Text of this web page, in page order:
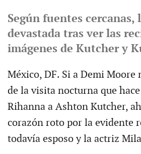
Según fuentes cercanas,
devastada tras ver las
imágenes de Kutcher y
México, DF. Si a Demi Moore
de la visita nocturna que
Rihanna a Ashton Kutcher,
corazón roto por la evidente
todavía esposo y la actriz